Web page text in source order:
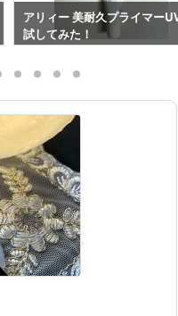
アリィー 美耐久プライマーUVを
試してみた！